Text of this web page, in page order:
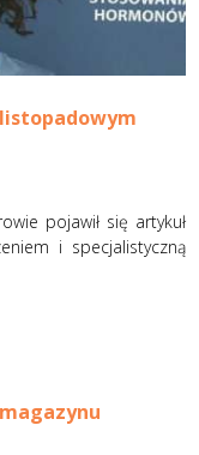
pojawił się artykuł
i specjalistyczną